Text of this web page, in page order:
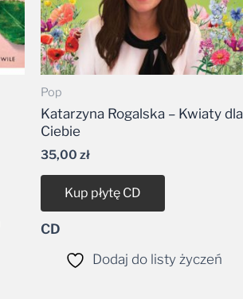
Pop
Katarzyna Rogalska – Kwiaty dla
Ciebie
35,00 zł
Kup płytę CD
CD
Dodaj do listy życzeń